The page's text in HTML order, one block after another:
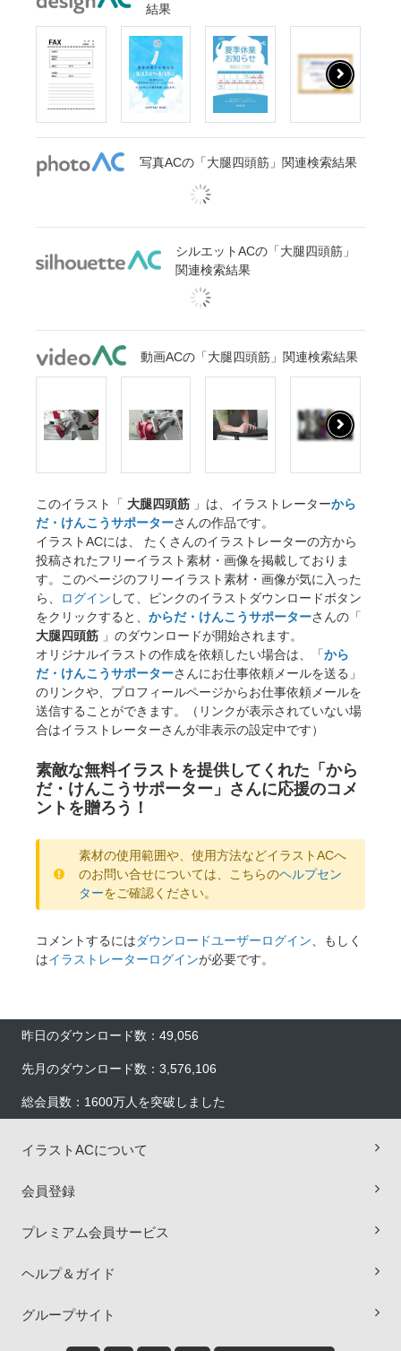
結果
写真ACの「大腿四頭筋」関連検索結果
シルエットACの「大腿四頭筋」
関連検索結果
動画ACの「大腿四頭筋」関連検索結果
このイラスト「 大腿四頭筋 」は、イラストレーターから
だ・けんこうサポーターさんの作品です。
イラストACには、 たくさんのイラストレーターの方から
投稿されたフリーイラスト素材・画像を掲載しておりま
す。このページのフリーイラスト素材・画像が気に入った
ら、
ログイン して、ピンクのイラストダウンロードボタン
をクリックすると、 からだ・けんこうサポーターさんの「
大腿四頭筋 」のダウンロードが開始されます。
オリジナルイラストの作成を依頼したい場合は、「から
だ・けんこうサポーターさんにお仕事依頼メールを送る」
のリンクや、プロフィールページからお仕事依頼メールを
送信することができます。（リンクが表示されていない場
合はイラストレーターさんが非表示の設定中です）
素敵な無料イラストを提供してくれた「から
だ・けんこうサポーター」さんに応援のコメ
ントを贈ろう！
素材の使用範囲や、使用方法などイラストACへ
のお問い合せについては、こちらのヘルプセン
ターをご確認ください。
コメントするにはダウンロードユーザーログイン 、もしく
はイラストレーターログインが必要です。
昨日のダウンロード数：49,056
先月のダウンロード数：3,576,106
総会員数：1600万人を突破しました
イラストACについて
会員登録
プレミアム会員サービス
ヘルプ＆ガイド
グループサイト